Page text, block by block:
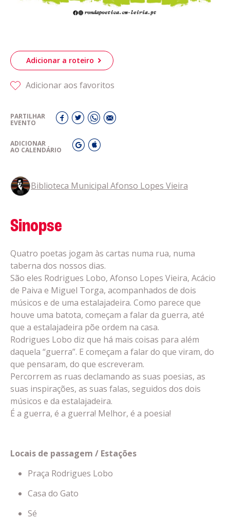
Adicionar a roteiro
Adicionar aos favoritos
PARTILHAR
EVENTO
ADICIONAR
AO CALENDÁRIO
Biblioteca Municipal Afonso Lopes Vieira
Sinopse
Quatro poetas jogam às cartas numa rua, numa
taberna dos nossos dias.
São eles Rodrigues Lobo, Afonso Lopes Vieira, Acácio
de Paiva e Miguel Torga, acompanhados de dois
músicos e de uma estalajadeira. Como parece que
houve uma batota, começam a falar da guerra, até
que a estalajadeira põe ordem na casa.
Rodrigues Lobo diz que há mais coisas para além
daquela “guerra”. E começam a falar do que viram, do
que pensaram, do que escreveram.
Percorrem as ruas declamando as suas poesias, as
suas inspirações, as suas falas, seguidos dos dois
músicos e da estalajadeira.
É a guerra, é a guerra! Melhor, é a poesia!
Locais de passagem / Estações
Praça Rodrigues Lobo
Casa do Gato
Sé